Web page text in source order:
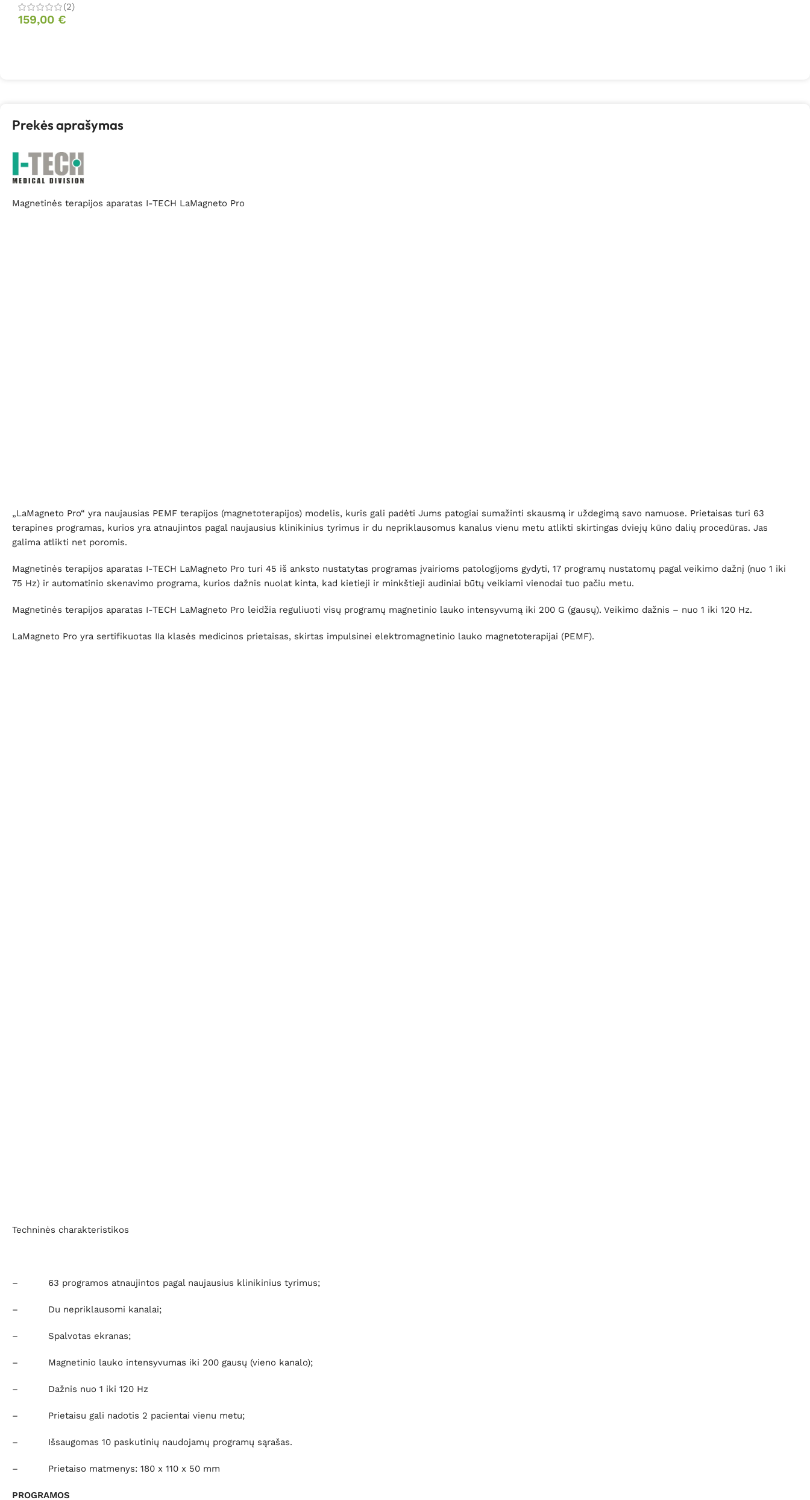
(2)
159,00 €
Prekės aprašymas
Magnetinės terapijos aparatas I-TECH LaMagneto Pro
„LaMagneto Pro“ yra naujausias PEMF terapijos (magnetoterapijos) modelis, kuris gali padėti Jums patogiai sumažinti skausmą ir uždegimą savo namuose. Prietaisas turi 63
terapines programas, kurios yra atnaujintos pagal naujausius klinikinius tyrimus ir du nepriklausomus kanalus vienu metu atlikti skirtingas dviejų kūno dalių procedūras. Jas
galima atlikti net poromis.
Magnetinės terapijos aparatas I-TECH LaMagneto Pro turi 45 iš anksto nustatytas programas įvairioms patologijoms gydyti, 17 programų nustatomų pagal veikimo dažnį (nuo 1 iki
75 Hz) ir automatinio skenavimo programa, kurios dažnis nuolat kinta, kad kietieji ir minkštieji audiniai būtų veikiami vienodai tuo pačiu metu.
Magnetinės terapijos aparatas I-TECH LaMagneto Pro leidžia reguliuoti visų programų magnetinio lauko intensyvumą iki 200 G (gausų). Veikimo dažnis – nuo 1 iki 120 Hz.
LaMagneto Pro yra sertifikuotas IIa klasės medicinos prietaisas, skirtas impulsinei elektromagnetinio lauko magnetoterapijai (PEMF).
Techninės charakteristikos
– 63 programos atnaujintos pagal naujausius klinikinius tyrimus;
– Du nepriklausomi kanalai;
– Spalvotas ekranas;
– Magnetinio lauko intensyvumas iki 200 gausų (vieno kanalo);
– Dažnis nuo 1 iki 120 Hz
– Prietaisu gali nadotis 2 pacientai vienu metu;
– Išsaugomas 10 paskutinių naudojamų programų sąrašas.
– Prietaiso matmenys: 180 x 110 x 50 mm
PROGRAMOS